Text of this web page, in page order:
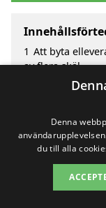
1 Att byta
av flera skäl
Översikt över
Så enkelt är
Innan du byter
veta
Sök efter en
städerna Vilshult
Denna
du till alla